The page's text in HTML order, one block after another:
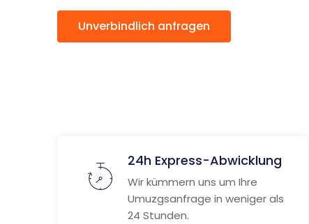
Unverbindlich anfragen
24h Express-Abwicklung
Wir kümmern uns um Ihre
Umuzgsanfrage in weniger als
24 Stunden.